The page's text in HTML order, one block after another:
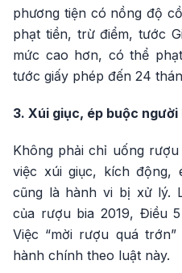
phương tiện có nồng độ
phạt tiền, trừ điểm, tước
mức cao hơn, có thể
tước giấy phép đến 24
3. Xúi giục, ép buộc
Không phải chỉ uống
việc xúi giục, kích động,
cũng là hành vi bị xử lý.
của rượu bia 2019, Điều
Việc “mời rượu quá
hành chính theo luật này.